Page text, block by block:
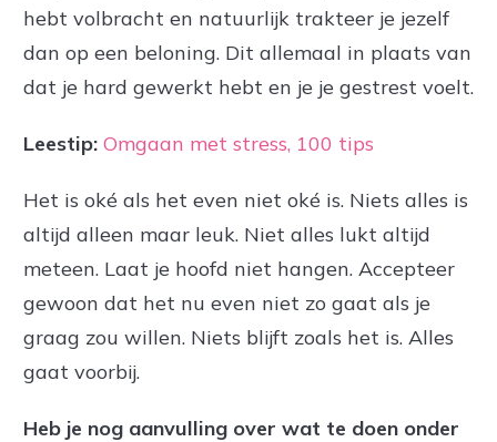
hebt volbracht en natuurlijk trakteer je jezelf
dan op een beloning. Dit allemaal in plaats van
dat je hard gewerkt hebt en je je gestrest voelt.
Leestip: Omgaan met stress, 100 tips
Het is oké als het even niet oké is. Niets alles is
altijd alleen maar leuk. Niet alles lukt altijd
meteen. Laat je hoofd niet hangen. Accepteer
gewoon dat het nu even niet zo gaat als je
graag zou willen. Niets blijft zoals het is. Alles
gaat voorbij.
Heb je nog aanvulling over wat te doen onder